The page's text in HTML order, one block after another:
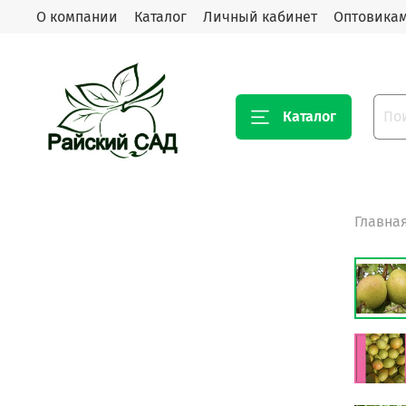
О компании Каталог Личный кабинет
Каталог